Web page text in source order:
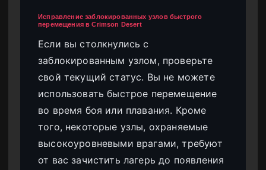
Исправление заблокированных узлов быстрого
перемещения в Crimson Desert
Если вы столкнулись с
заблокированным узлом, проверьте
свой текущий статус. Вы не можете
использовать быстрое перемещение
во время боя или плавания. Кроме
того, некоторые узлы, охраняемые
высокоуровневыми врагами, требуют
от вас зачистить лагерь до появления